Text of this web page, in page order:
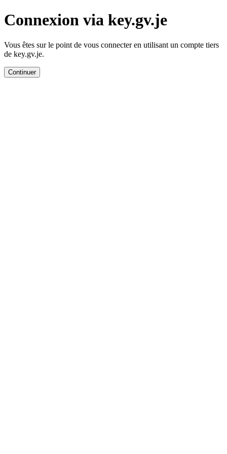
Connexion via key.gv.je
Vous êtes sur le point de vous connecter en utilisant un compte tiers
de key.gv.je.
Continuer